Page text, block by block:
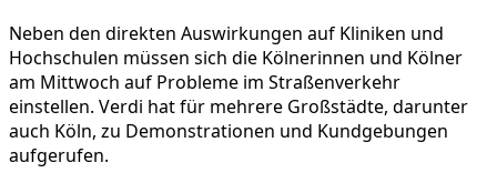
Neben den direkten Auswirkungen auf Kliniken und
Hochschulen müssen sich die Kölnerinnen und Kölner
am Mittwoch auf Probleme im Straßenverkehr
einstellen. Verdi hat für mehrere Großstädte, darunter
auch Köln, zu Demonstrationen und Kundgebungen
aufgerufen.